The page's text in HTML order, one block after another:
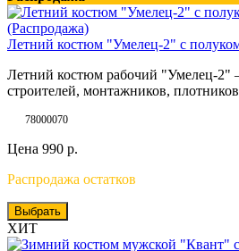
Летний костюм "Умелец-2" с
Летний костюм рабочий "Умелец-2"
строителей, монтажников,
78000070
Цена 990 р.
Распродажа остатков
Выбрать
ХИТ